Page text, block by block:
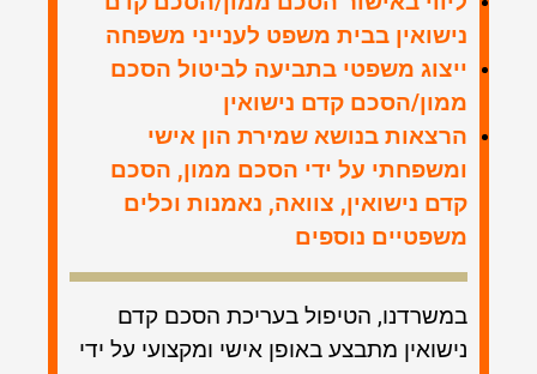
נישואין בבית משפט לענייני משפחה
ייצוג משפטי בתביעה לביטול הסכם
ממון/הסכם קדם נישואין
הרצאות בנושא שמירת הון אישי
ומשפחתי על ידי הסכם ממון, הסכם
קדם נישואין, צוואה, נאמנות וכלים
משפטיים נוספים
במשרדנו, הטיפול בעריכת הסכם קדם
נישואין מתבצע באופן אישי ומקצועי על ידי